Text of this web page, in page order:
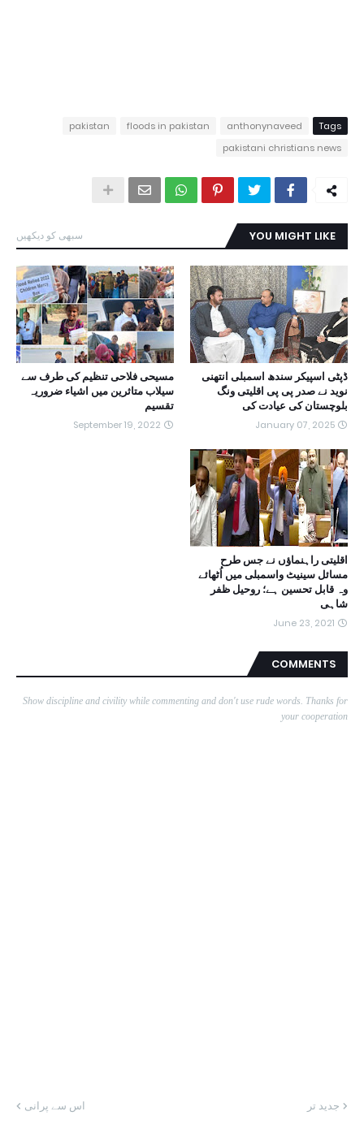
Tags
anthonynaveed
floods in pakistan
pakistan
pakistani christians news
YOU MIGHT LIKE سبھی کو دیکھیں
ڈپٹی اسپیکر سندھ اسمبلی انتھنی
نوید نے صدر پی پی اقلیتی ونگ
بلوچستان کی عیادت کی
January 07, 2025
مسیحی فلاحی تنظیم کی طرف سے
سیلاب متاثرین میں اشیاء ضروریہ
تقسیم
September 19, 2022
اقلیتی راہنماؤں نے جس طرح
مسائل سینیٹ واسمبلی میں اُٹھائے
وہ قابل تحسین ہے؛ روحیل ظفر
شاہی
June 23, 2021
COMMENTS
Show discipline and civility while commenting and don't use rude words. Thanks for
your cooperation
جدید تر اس سے پرانی